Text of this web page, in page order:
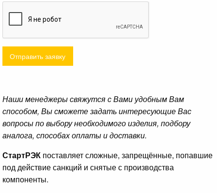
Отправить заявку
Наши менеджеры свяжутся с Вами удобным Вам
способом, Вы сможете задать интересующие Вас
вопросы по выбору необходимого изделия, подбору
аналога, способах оплаты и доставки.
СтартРЭК поставляет сложные, запрещённые, попавшие
под действие санкций и снятые с производства
компоненты.